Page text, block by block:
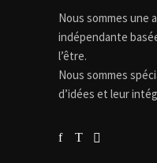
Nous sommes une
indépendante
l’être.
Nous sommes
d’idées et leur